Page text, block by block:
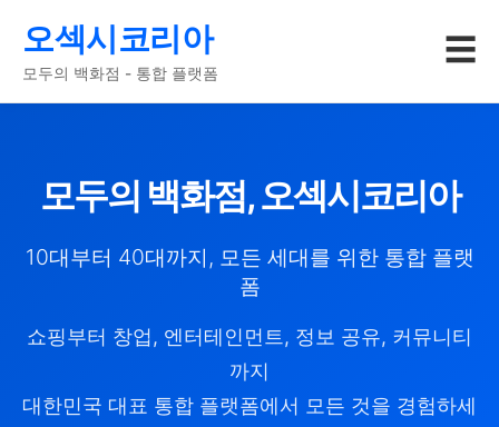
오섹시코리아
모두의 백화점 - 통합 플랫폼
☰
모두의 백화점, 오섹시코리아
10대부터 40대까지, 모든 세대를 위한 통합 플랫
폼
쇼핑부터 창업, 엔터테인먼트, 정보 공유, 커뮤니티
까지
대한민국 대표 통합 플랫폼에서 모든 것을 경험하세